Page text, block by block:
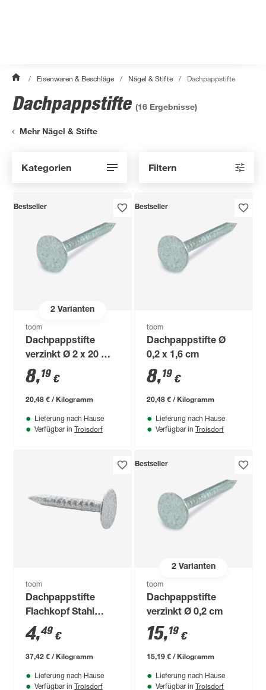
/ Eisenwaren & Beschläge / Nägel & Stifte / Dachpappstifte
Dachpappstifte (16 Ergebnisse)
Mehr Nägel & Stifte
Kategorien Filtern
2Varianten
Bestseller
toom
Dachpappstifte
verzinkt Ø 2 x 20 mm
400 g
8,19 €
20,48 € / Kilogramm
Lieferung nach Hause
Verfügbar in Troisdorf
Bestseller
toom
Dachpappstifte Ø
0,2 x 1,6 cm
8,19 €
20,48 € / Kilogramm
Lieferung nach Hause
Verfügbar in Troisdorf
toom
Dachpappstifte
Flachkopf Stahl
verzinkt 2,0 x 16 mm
4,49 €
37,42 € / Kilogramm
Lieferung nach Hause
Verfügbar in Troisdorf
2Varianten
Bestseller
toom
Dachpappstifte
verzinkt Ø 0,2 cm
15,19 €
15,19 € / Kilogramm
Lieferung nach Hause
Verfügbar in Troisdorf